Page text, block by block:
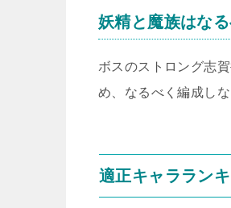
妖精と魔族はな
ボスのストロング志
め、なるべく編成し
適正キャララン